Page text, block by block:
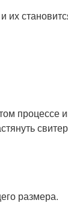
процессе
размера.